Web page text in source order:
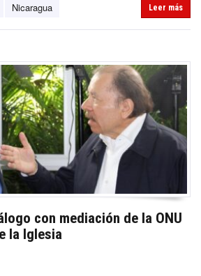
Nicaragua Leer más
con mediación de la ONU
la Iglesia